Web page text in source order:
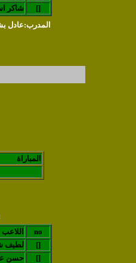
(شاكر
[]
المدرب:عادل
المباراة
اللاعب
no
لطيف
[]
حسن
[]